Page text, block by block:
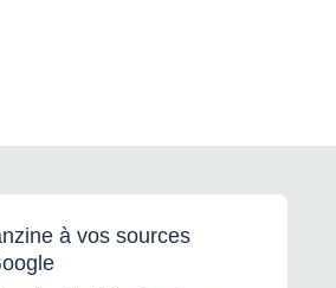
à vos sources